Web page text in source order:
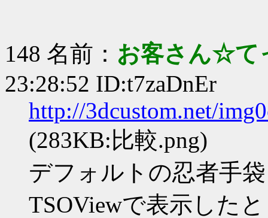
148 名前： お客さん☆て
23:28:52 ID:t7zaDnEr
http://3dcustom.net/
(283KB:比較.png)
デフォルトの忍者手
TSOViewで表示した